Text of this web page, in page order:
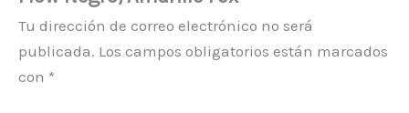
Tu dirección de correo electrónico no será
publicada. Los campos obligatorios están marcados
con *